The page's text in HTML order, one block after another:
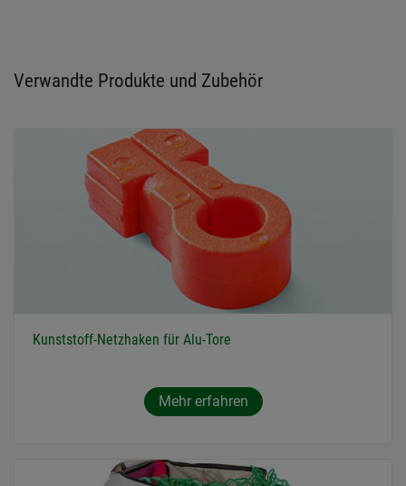
Verwandte Produkte und Zubehör
Kunststoff-Netzhaken für Alu-Tore
Mehr erfahren